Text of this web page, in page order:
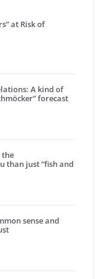
at Risk of
A kind of
forecast
the
than just “fish and
sense and